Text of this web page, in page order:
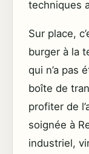
techniques
Sur place,
burger à la
qui n’a pas
boîte de
profiter de
soignée à
industriel,